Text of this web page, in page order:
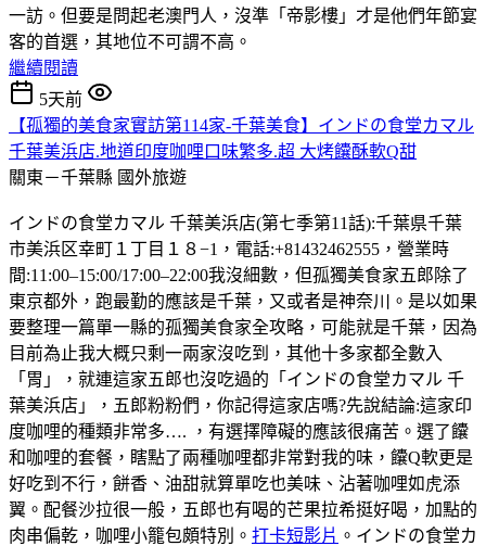
一訪。但要是問起老澳門人，沒準「帝影樓」才是他們年節宴
客的首選，其地位不可謂不高。
繼續閱讀
5天前
【孤獨的美食家實訪第114家-千葉美食】インドの食堂カマル
千葉美浜店.地道印度咖哩口味繁多.超 大烤饢酥軟Q甜
關東－千葉縣 國外旅遊
インドの食堂カマル 千葉美浜店(第七季第11話):千葉県千葉
市美浜区幸町１丁目１８−1，電話:+81432462555，營業時
間:11:00–15:00/17:00–22:00我沒細數，但孤獨美食家五郎除了
東京都外，跑最勤的應該是千葉，又或者是神奈川。是以如果
要整理一篇單一縣的孤獨美食家全攻略，可能就是千葉，因為
目前為止我大概只剩一兩家沒吃到，其他十多家都全數入
「胃」，就連這家五郎也沒吃過的「インドの食堂カマル 千
葉美浜店」，五郎粉粉們，你記得這家店嗎?先說結論:這家印
度咖哩的種類非常多…. ，有選擇障礙的應該很痛苦。選了饢
和咖哩的套餐，瞎點了兩種咖哩都非常對我的味，饢Q軟更是
好吃到不行，餅香、油甜就算單吃也美味、沾著咖哩如虎添
翼。配餐沙拉很一般，五郎也有喝的芒果拉希挺好喝，加點的
肉串偏乾，咖哩小籠包頗特別。 打卡短影片 。インドの食堂カ